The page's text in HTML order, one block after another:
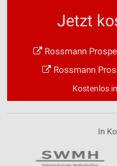
Jetzt
Rossmann
Rossmann
Kostenlos
In